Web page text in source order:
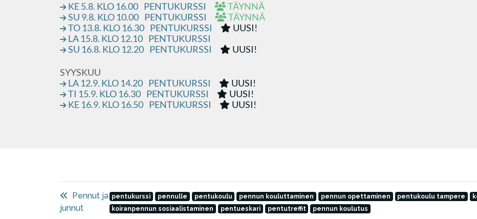
KE 5.8. KLO 16.00 PENTUKURSSI
TÄYNNÄ
SU 9.8. KLO 10.00 PENTUKURSSI
TÄYNNÄ
TO 13.8. KLO 16.30 PENTUKURSSI
UUSI!
LA 15.8. KLO 12.10 PENTUKURSSI
SU 16.8. KLO 12.20 PENTUKURSSI UUSI!
SYYSKUU
LA 12.9. KLO 14.20 PENTUKURSSI
UUSI!
TI 15.9. KLO 16.30 PENTUKURSSI
UUSI!
KE 16.9. KLO 16.50 PENTUKURSSI UUSI!
Pennut ja
junnut
pentukurssi pennulle pentukoulu pennun kouluttaminen pennun opettaminen pentukoulu tampere
koiranpennun sosiaalistaminen
pentueskari pentutreffit pennun koulutus